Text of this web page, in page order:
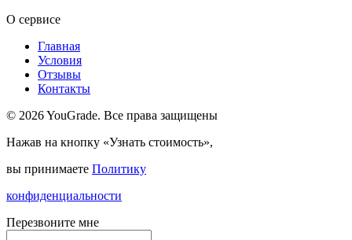
О сервисе
Главная
Условия
Отзывы
Контакты
© 2026 YouGrade. Все права защищены
Нажав на кнопку «Узнать стоимость»,
вы принимаете Политику
конфиденциальности
Перезвоните мне